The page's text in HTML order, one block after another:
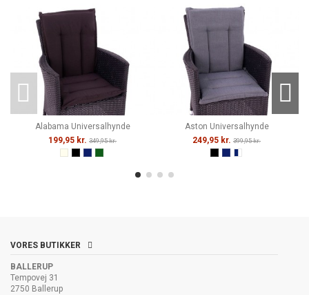
Alabama Universalhynde
199,95 kr. 349,95 kr.
Aston Universalhynde
249,95 kr. 399,95 kr.
VORES BUTIKKER
BALLERUP
Tempovej 31
2750 Ballerup